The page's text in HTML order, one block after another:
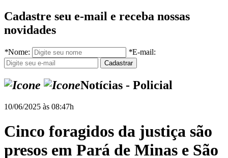
Cadastre seu e-mail e receba nossas
novidades
*Nome: *E-mail:
Notícias - Policial
10/06/2025 às 08:47h
Cinco foragidos da justiça são
presos em Pará de Minas e São